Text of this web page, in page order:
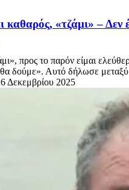
καθαρός, «τζάμι» – Δεν
προς το παρόν είμαι
θα δούμε». Αυτό δήλωσε
Δεκεμβρίου 2025